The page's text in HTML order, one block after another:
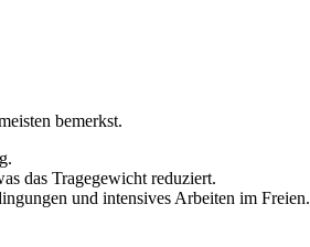
bemerkst.
das Tragegewicht reduziert.
und intensives Arbeiten im Freien.